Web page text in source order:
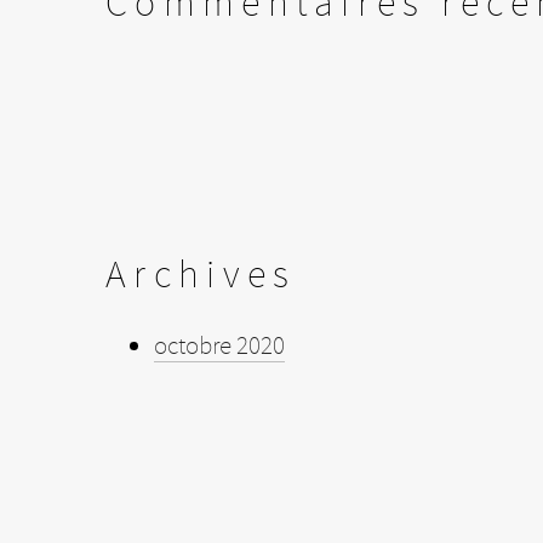
Archives
octobre 2020